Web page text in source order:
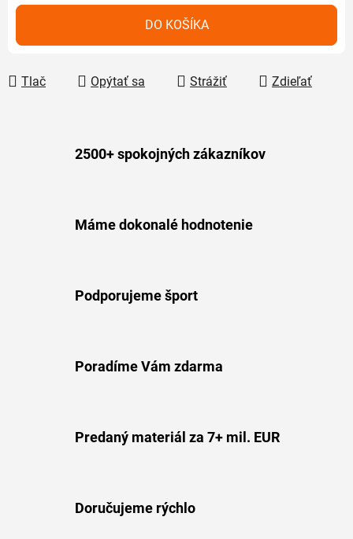
DO KOŠÍKA
Tlač Opýtať sa Strážiť Zdieľať
2500+ spokojných zákazníkov
Máme dokonalé hodnotenie
Podporujeme šport
Poradíme Vám zdarma
Predaný materiál za 7+ mil. EUR
Doručujeme rýchlo